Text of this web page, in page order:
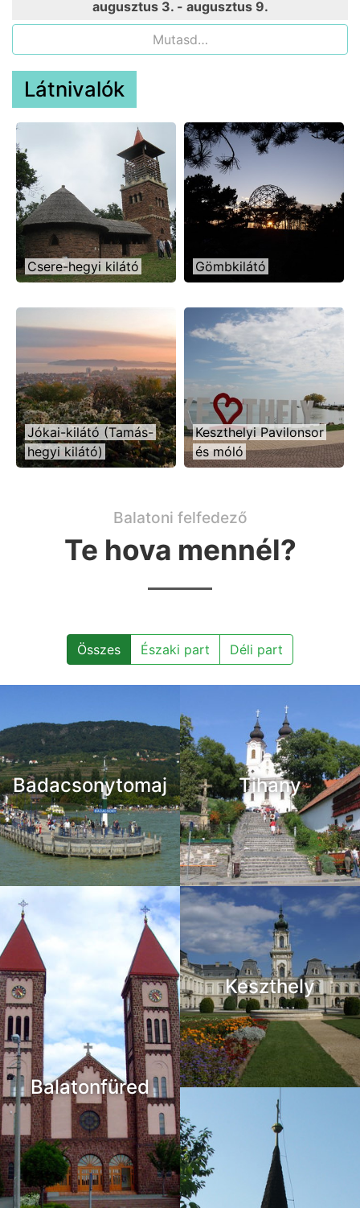
augusztus 3. - augusztus 9.
Mutasd…
Látnivalók
Csere-hegyi kilátó Gömbkilátó
Jókai-kilátó (Tamás-
hegyi kilátó)
Keszthelyi Pavilonsor
és móló
Balatoni felfedező
Te hova mennél?
Összes Északi part Déli part
Badacsonytomaj
Keszthely
Balatonfüred
Tihany